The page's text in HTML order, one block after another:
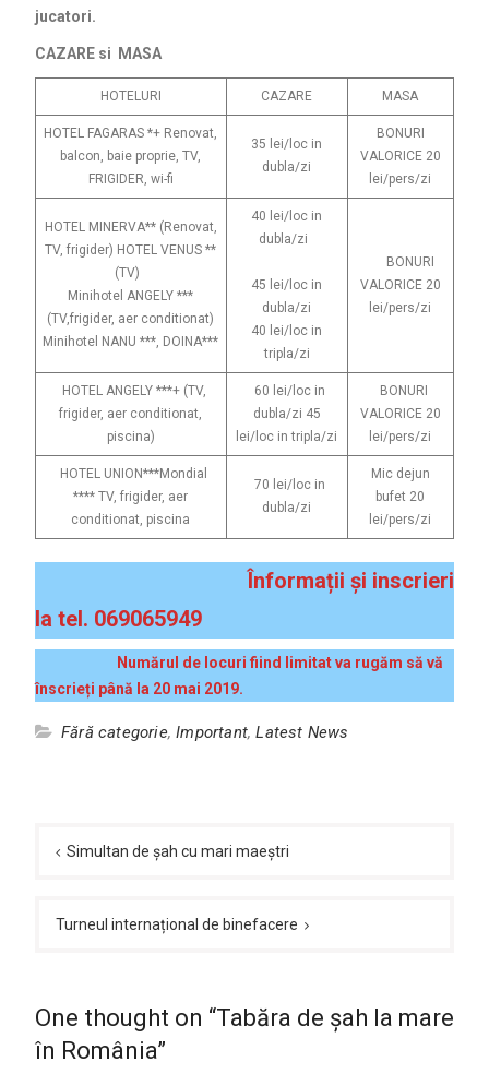
jucatori.
CAZARE si MASA
HOTELURI CAZARE MASA
HOTEL FAGARAS *+ Renovat,
balcon, baie proprie, TV,
FRIGIDER, wi-fi
35 lei/loc in
dubla/zi
BONURI
VALORICE 20
lei/pers/zi
HOTEL MINERVA** (Renovat,
TV, frigider) HOTEL VENUS **
(TV)
Minihotel ANGELY ***
(TV,frigider, aer conditionat)
Minihotel NANU ***, DOINA***
40 lei/loc in
dubla/zi
45 lei/loc in
dubla/zi
40 lei/loc in
tripla/zi
BONURI
VALORICE 20
lei/pers/zi
HOTEL ANGELY ***+ (TV,
frigider, aer conditionat,
piscina)
60 lei/loc in
dubla/zi 45
lei/loc in tripla/zi
BONURI
VALORICE 20
lei/pers/zi
HOTEL UNION***Mondial
**** TV, frigider, aer
conditionat, piscina
70 lei/loc in
dubla/zi
Mic dejun
bufet 20
lei/pers/zi
Înformații și inscrieri
la tel. 069065949
Numărul de locuri fiind limitat va rugăm să vă
înscrieți până la 20 mai 2019.
Fără categorie,Important,Latest News
Simultan de șah cu mari maeștri
Turneul internațional de binefacere
One thought on “Tabăra de șah la mare
în România”